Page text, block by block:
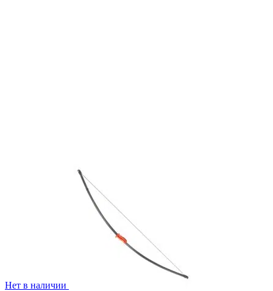
Нет в наличии